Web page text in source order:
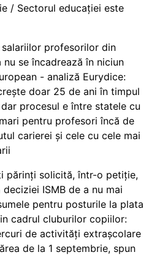
/ Sectorul educației este
profesorilor din
nu se încadrează în niciun
- analiză Eurydice:
doar 25 de ani în timpul
procesul e între statele cu
pentru profesori încă de
carierei și cele cu cele mai
părinți solicită, într-o petiție,
deciziei ISMB de a nu mai
pentru posturile la plata
cadrul cluburilor copiilor:
de activități extrașcolare
de la 1 septembrie, spun